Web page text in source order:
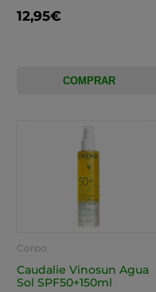
12,95€
COMPRAR
Corpo
Caudalie Vinosun Agua
Sol SPF50+150ml